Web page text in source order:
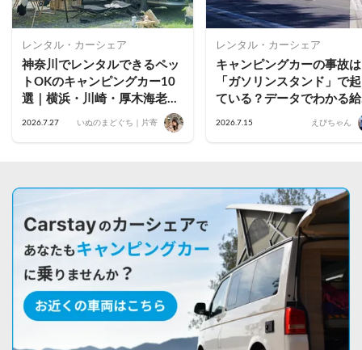
レンタル・カーシェア
神奈川でレンタルできるペッ
トOKのキャンピングカー10
選｜横浜・川崎・厚木海老
名・藤沢茅ヶ崎・小田原・鎌
2026.7.27 いぬのまどぐち｜片寄
レンタル・カーシェア
キャンピングカーの事故は
「ガソリンスタンド」で
ている？データでわかる
時の落とし穴と予防策
2026.7.15 えびちゃん